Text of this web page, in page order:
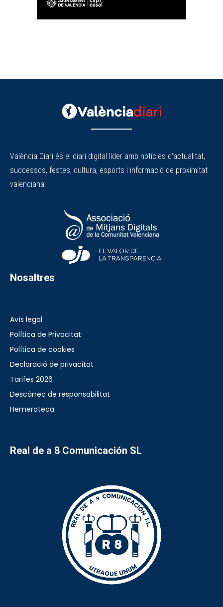
València Diari és el diari digital líder amb notícies d'actualitat,
successos, festes, cultura, esports i informació de proximitat
valenciana.
Nosaltres
Avís legal
Política de Privacitat
Política de cookies
Declaració de privacitat
Tarifes 2026
Descàrrec de responsabilitat
Hemeroteca
Real de a 8 Comunicación SL